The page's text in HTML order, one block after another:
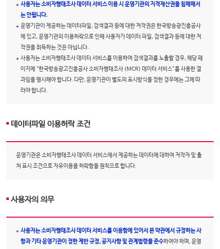
사용자는 소비자행태조사 데이터 서비스 이용 시 운영기관의 지적재산권을 침해해서
는 안됩니다.
운영기관이 제공하는 데이터파일, 검색결과 등에 대한 저작권은 한국방송광진흥공사
에 있고, 운영기관의 이용허락으로 인해 사용자가 데이터 파일, 검색결과 등에 대한 저
작권을 취득하는 것은 아닙니다.
사용자는 소비자행태조사 데이터 서비스를 이용하여 검색결과를 노출할 경우, 해당 페
이지에 “한국방송광고진흥공사 소비자행태조사 (MCR) 데이터 서비스”를 사용한 결
과임을 명시해야 합니다. 다만, 운영기관이 별도의 표시방식을 정한 경우에는 그에 따
라야 합니다.
데이터파일 이용허락 조건
운영기관은 소비자행태조사 데이터 서비스에서 제공하는 데이터에 대하여 저작자 및 출
처 표시 조건으로 자유이용을 허락함을 원칙으로 합니다.
사용자의 의무
사용자는 소비자행태조사 데이터 서비스를 이용함에 있어서 본 약관에서 규정하는 사
항과 기타 운영기관이 정한 제반 규정, 공지사항 및 관계법령을 준수하여야 하며, 운영